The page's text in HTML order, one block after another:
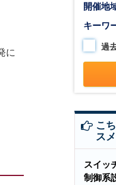
に
開催地
キーワ
過
こ
スメ
スイッ
制御系